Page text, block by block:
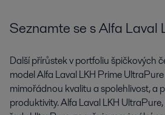
Seznamte se s Alfa Laval
Další přírůstek v portfoliu špičkových
model Alfa Laval LKH Prime
mimořádnou kvalitu a spolehlivost, a
produktivity. Alfa Laval LKH